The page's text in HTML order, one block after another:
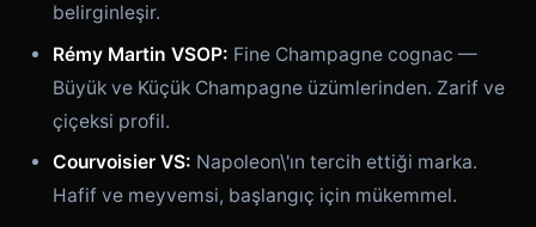
belirginleşir.
Rémy Martin VSOP: Fine Champagne cognac —
Büyük ve Küçük Champagne üzümlerinden. Zarif ve
çiçeksi profil.
Courvoisier VS: Napoleon\'ın tercih ettiği marka.
Hafif ve meyvemsi, başlangıç için mükemmel.